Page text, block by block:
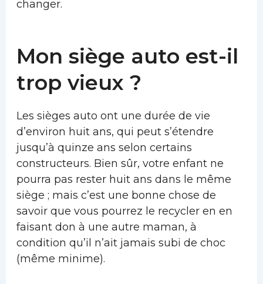
changer.
Mon siège auto est-il
trop vieux ?
Les sièges auto ont une durée de vie
d’environ huit ans, qui peut s’étendre
jusqu’à quinze ans selon certains
constructeurs. Bien sûr, votre enfant ne
pourra pas rester huit ans dans le même
siège ; mais c’est une bonne chose de
savoir que vous pourrez le recycler en en
faisant don à une autre maman, à
condition qu’il n’ait jamais subi de choc
(même minime).